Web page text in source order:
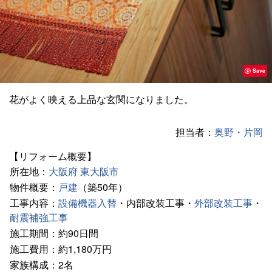
Save
花がよく映える上品な玄関になりました。
担当者： 奥野 ・ 片岡
【リフォーム概要】
所在地： 大阪府東大阪市
物件概要： 戸建 （築50年）
工事内容： 設備機器入替 ・内部改装工事・ 外部改装工事 ・
耐震補強工事
施工期間：約90日間
施工費用：約1,180万円
家族構成：2名